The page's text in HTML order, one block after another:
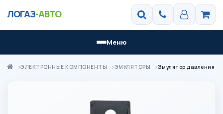
ЛОГАЗ-АВТО
Меню
ЭЛЕКТРОННЫЕ КОМПОНЕНТЫ ЭМУЛЯТОРЫ